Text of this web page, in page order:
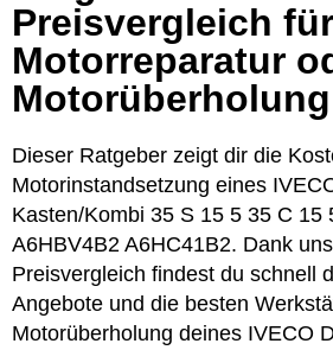
Preisvergleich
Motorreparatur
Motorüberholung
Dieser Ratgeber zeigt dir die
Motorinstandsetzung eines
Kasten/Kombi 35 S 15 5 35 C 15
A6HBV4B2 A6HC41B2. Dank
Preisvergleich findest du schnell
Angebote und die besten
Motorüberholung deines IVECO